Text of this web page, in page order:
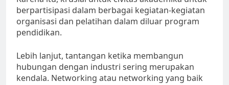
berpartisipasi dalam berbagai kegiatan-kegiatan
organisasi dan pelatihan dalam diluar program
pendidikan.
Lebih lanjut, tantangan ketika membangun
hubungan dengan industri sering merupakan
kendala. Networking atau networking yang baik